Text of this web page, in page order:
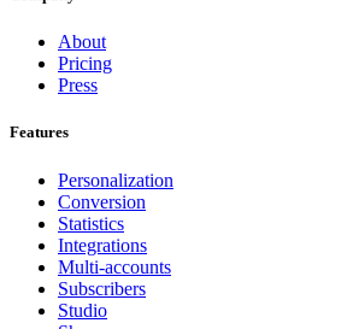
About
Pricing
Press
Features
Personalization
Conversion
Statistics
Integrations
Multi-accounts
Subscribers
Studio